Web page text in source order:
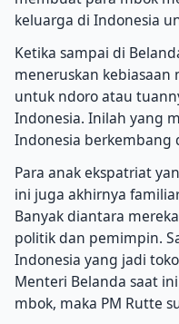
keluarga di Indonesia
Ketika sampai di
meneruskan kebiasaan
untuk ndoro atau
Indonesia. Inilah yang
Indonesia berkembang
Para anak ekspatriat
ini juga akhirnya
Banyak diantara
politik dan pemimpin.
Indonesia yang jadi
Menteri Belanda saat
mbok, maka PM Rutte